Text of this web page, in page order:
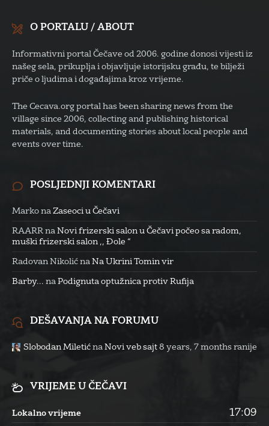
O PORTALU / ABOUT
Informativni portal Čečave od 2006. godine donosi vijesti iz
našeg sela, prikuplja i objavljuje istorijsku građu, te bilježi
priče o ljudima i događajima kroz vrijeme.
The Cecava.org portal has been sharing news from the
village since 2006, collecting and publishing historical
materials, and documenting stories about local people and
events over time.
POSLJEDNJI KOMENTARI
Marko na Zaseoci u Čečavi
RAARR na Novi frizerski salon u Čečavi počeo sa radom,
muški frizerski salon ,, Đole “
Radovan Nikolić na Na Ukrini Tomin vir
Barby... na Podignuta optužnica protiv Rufija
DEŠAVANJA NA FORUMU
Slobodan Miletić na Novi veb sajt 8 years, 7 months ranije
VRIJEME U ČEČAVI
Lokalno vrijeme 17:09